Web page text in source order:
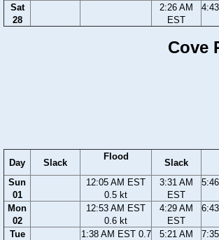
Sat
28
2:26 AM
EST
Cove
Day Slack
Flood
Slack
Sun
01
12:05 AM EST
0.5 kt
3:31 AM
EST
Mon
02
12:53 AM EST
0.6 kt
4:29 AM
EST
Tue
1:38 AM EST 0.7
5:21 AM